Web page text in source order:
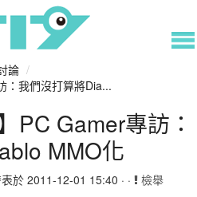
論 /
：我們沒打算將Dia...
PC Gamer專訪：
MMO化
表於 2011-12-01 15:40 · · 檢舉